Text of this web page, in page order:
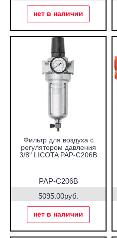
нет в наличии
Фильтр для воздуха с
регулятором давления
3/8" LICOTA PAP-C206B
PAP-C206B
5095.00руб.
нет в наличии